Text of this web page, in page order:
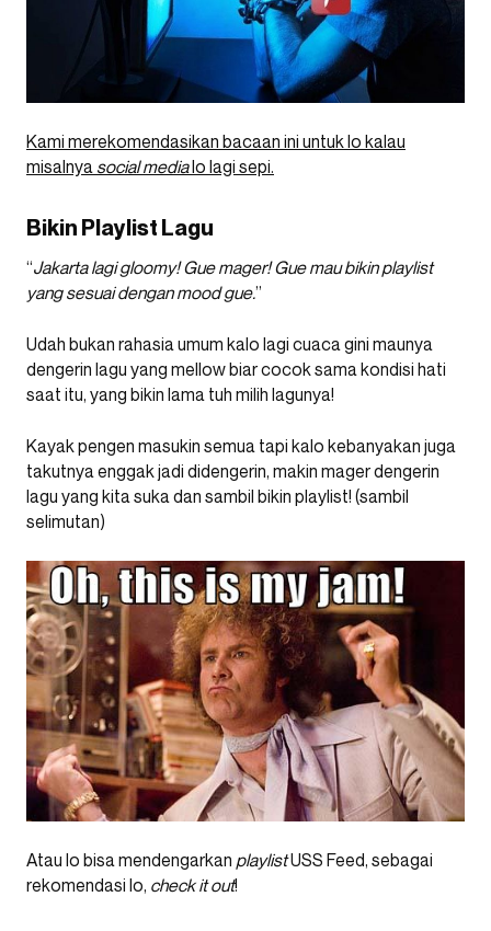
Kami merekomendasikan bacaan ini untuk lo kalau
misalnya social medialo lagi sepi.
Bikin Playlist Lagu
“Jakarta lagi gloomy! Gue mager! Gue mau bikin playlist
yang sesuai dengan mood gue.”
Udah bukan rahasia umum kalo lagi cuaca gini maunya
dengerin lagu yang mellow biar cocok sama kondisi hati
saat itu, yang bikin lama tuh milih lagunya!
Kayak pengen masukin semua tapi kalo kebanyakan juga
takutnya enggak jadi didengerin, makin mager dengerin
lagu yang kita suka dan sambil bikin playlist! (sambil
selimutan)
Atau lo bisa mendengarkan playlistUSS Feed, sebagai
rekomendasi lo, check it out!